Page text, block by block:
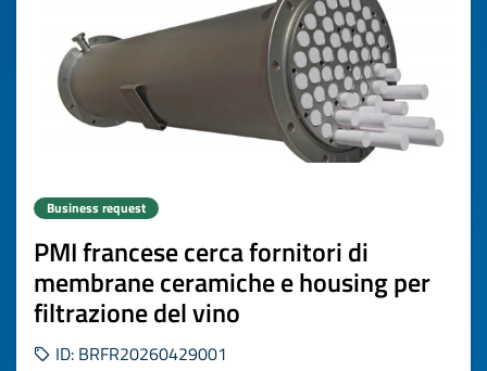
Business request
PMI francese cerca fornitori di
membrane ceramiche e housing per
filtrazione del vino
ID: BRFR20260429001